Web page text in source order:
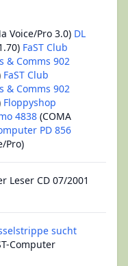
Voice/Pro 3.0) DL
FaST Club
& Comms 902
FaST Club
& Comms 902
Floppyshop
4838 (COMA
PD 856
Pro)
Leser CD 07/2001
sucht
Computer